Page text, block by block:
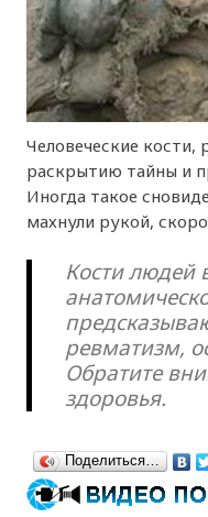
Человеческие кости,
раскрытию тайны и
Иногда такое
махнули рукой,
Кости людей
ревматизм,
Обратите
здоровья.
Поделиться…